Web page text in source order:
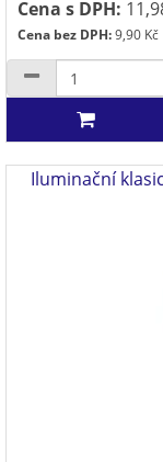
Cena s DPH:
Cena bez DPH:9,90 Kč
Iluminační